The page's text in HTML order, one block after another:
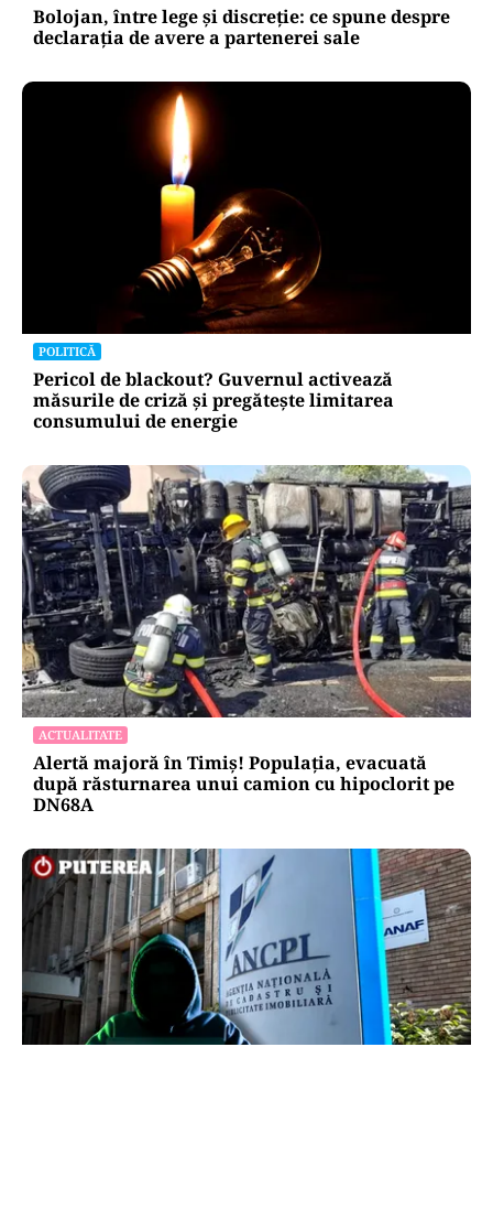
Bolojan, între lege și discreție: ce spune despre
declarația de avere a partenerei sale
POLITICĂ
Pericol de blackout? Guvernul activează
măsurile de criză și pregătește limitarea
consumului de energie
ACTUALITATE
Alertă majoră în Timiș! Populația, evacuată
după răsturnarea unui camion cu hipoclorit pe
DN68A